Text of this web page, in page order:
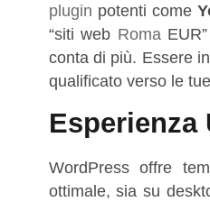
plugin potenti come
“siti web Roma
conta di più. Essere
qualificato verso le
Esperienza
WordPress offre
ottimale, sia su